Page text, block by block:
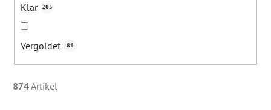
Klar 285
Vergoldet 81
874Artikel